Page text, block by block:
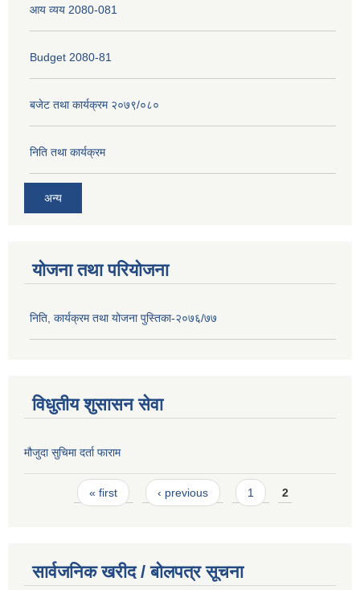
आय व्यय 2080-081
Budget 2080-81
बजेट तथा कार्यक्रम २०७९/०८०
निति तथा कार्यक्रम
अन्य
योजना तथा परियोजना
निति, कार्यक्रम तथा योजना पुस्तिका-२०७६/७७
विधुतीय शुसासन सेवा
मौजुदा सुचिमा दर्ता फाराम
Pages« first ‹ previous 1 2
सार्वजनिक खरीद / बोलपत्र सूचना